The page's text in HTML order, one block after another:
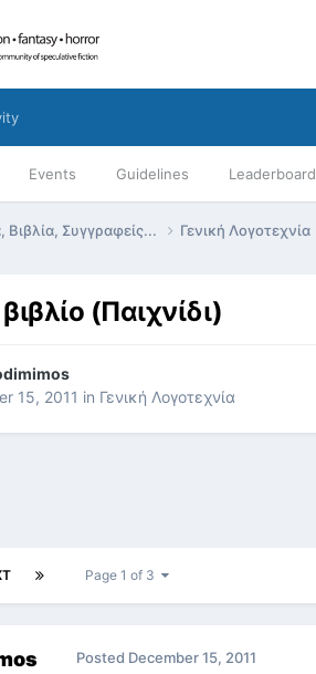
Events Guidelines Leaderboard
Βιβλία, Συγγραφείς... Γενική Λογοτεχνία
(Παιχνίδι)
15, 2011 in Γενική Λογοτεχνία
Page 1 of 3
Posted December 15, 2011